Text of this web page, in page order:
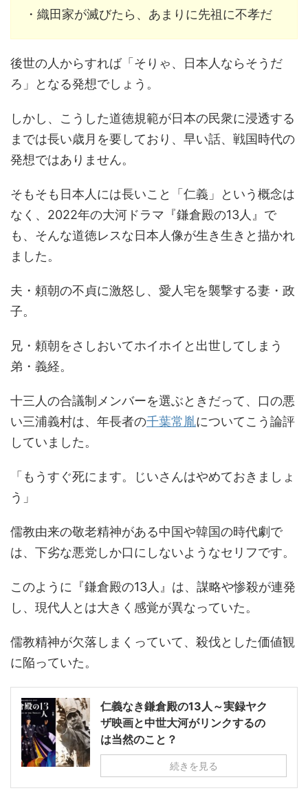
・織田家が滅びたら、あまりに先祖に不孝だ
後世の人からすれば「そりゃ、日本人ならそうだ
ろ」となる発想でしょう。
しかし、こうした道徳規範が日本の民衆に浸透する
までは長い歳月を要しており、早い話、戦国時代の
発想ではありません。
そもそも日本人には長いこと「仁義」という概念は
なく、2022年の大河ドラマ『鎌倉殿の13人』で
も、そんな道徳レスな日本人像が生き生きと描かれ
ました。
夫・頼朝の不貞に激怒し、愛人宅を襲撃する妻・政
子。
兄・頼朝をさしおいてホイホイと出世してしまう
弟・義経。
十三人の合議制メンバーを選ぶときだって、口の悪
い三浦義村は、年長者の千葉常胤についてこう論評
していました。
「もうすぐ死にます。じいさんはやめておきましょ
う」
儒教由来の敬老精神がある中国や韓国の時代劇で
は、下劣な悪党しか口にしないようなセリフです。
このように『鎌倉殿の13人』は、謀略や惨殺が連発
し、現代人とは大きく感覚が異なっていた。
儒教精神が欠落しまくっていて、殺伐とした価値観
に陥っていた。
仁義なき鎌倉殿の13人～実録ヤク
ザ映画と中世大河がリンクするの
は当然のこと？
続きを見る